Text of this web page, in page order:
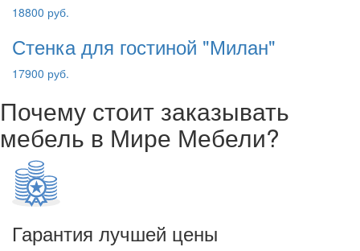
18800 руб.
Стенка для гостиной "Милан"
17900 руб.
Почему стоит заказывать
мебель в Мире Мебели?
Гарантия лучшей цены